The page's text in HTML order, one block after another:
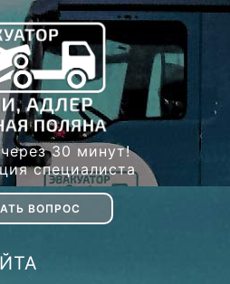
30 минут!
специалиста
ВОПРОС